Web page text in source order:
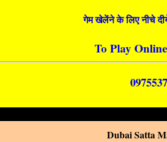
गेम खेलेंने के लिए नीचे
To Play
Dubai Satta